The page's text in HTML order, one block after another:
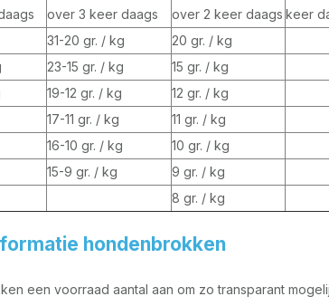
over 3 keer daags
over 2 keer daags keer
31-20 gr. / kg
20 gr. / kg
23-15 gr. / kg
15 gr. / kg
19-12 gr. / kg
12 gr. / kg
17-11 gr. / kg
11 gr. / kg
16-10 gr. / kg
10 gr. / kg
15-9 gr. / kg
9 gr. / kg
8 gr. / kg
hondenbrokken
een voorraad aantal aan om zo transparant